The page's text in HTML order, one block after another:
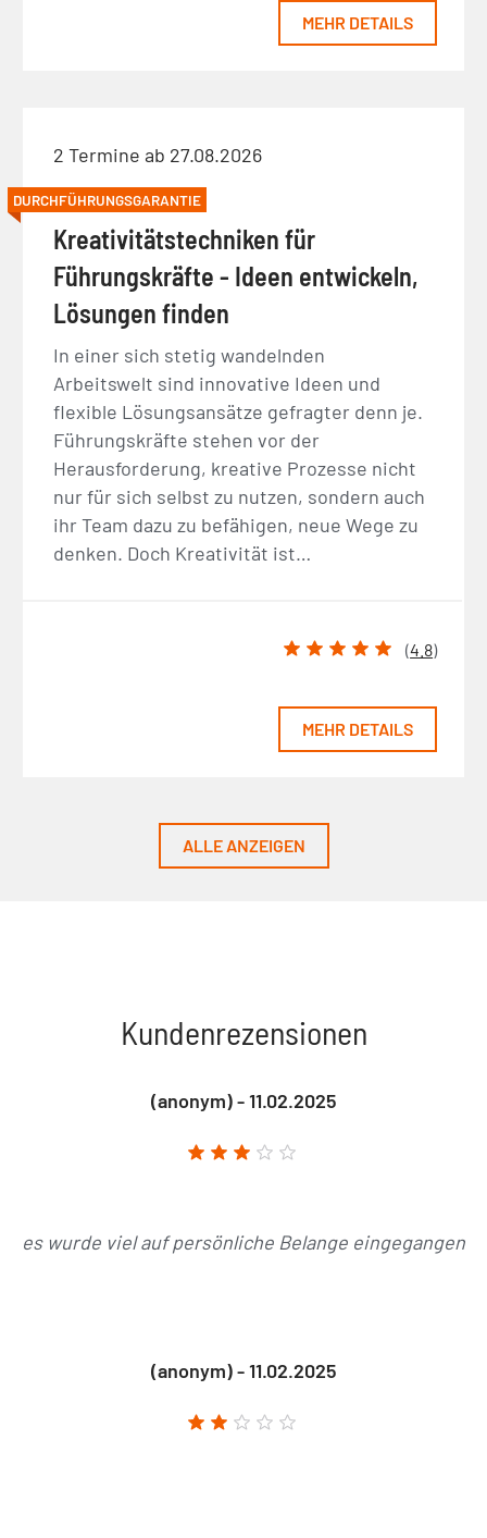
MEHR DETAILS
2 Termine ab 27.08.2026
DURCHFÜHRUNGSGARANTIE
Kreativitätstechniken für
Führungskräfte - Ideen entwickeln,
Lösungen finden
In einer sich stetig wandelnden
Arbeitswelt sind innovative Ideen und
flexible Lösungsansätze gefragter denn je.
Führungskräfte stehen vor der
Herausforderung, kreative Prozesse nicht
nur für sich selbst zu nutzen, sondern auch
ihr Team dazu zu befähigen, neue Wege zu
denken. Doch Kreativität ist…
(4.8)
MEHR DETAILS
ALLE ANZEIGEN
Kundenrezensionen
(anonym) - 11.02.2025
es wurde viel auf persönliche Belange eingegangen
(anonym) - 11.02.2025